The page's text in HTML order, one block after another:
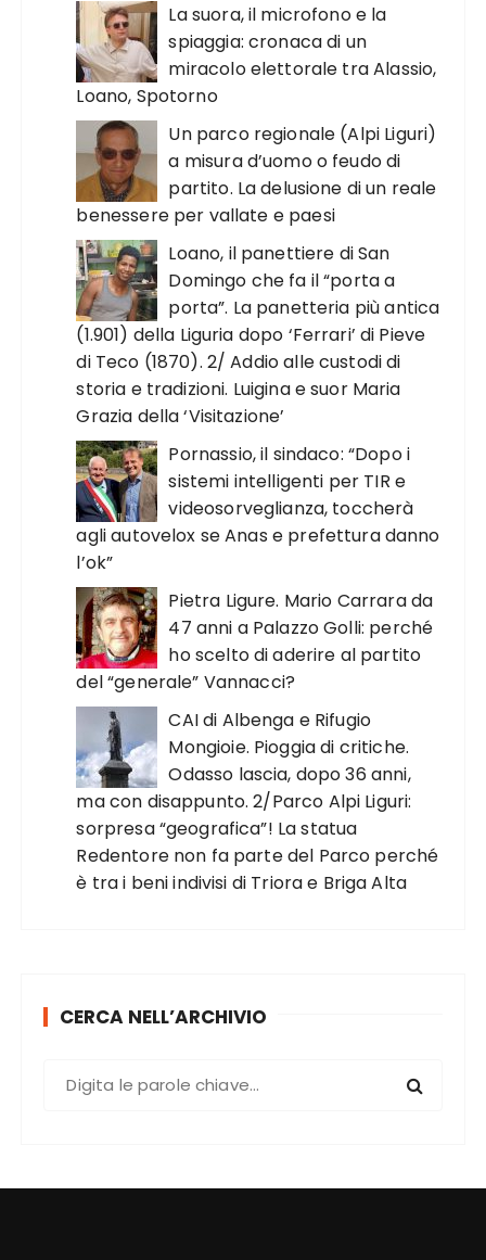
La suora, il microfono e la
spiaggia: cronaca di un
miracolo elettorale tra Alassio,
Loano, Spotorno
Un parco regionale (Alpi Liguri)
a misura d’uomo o feudo di
partito. La delusione di un reale
benessere per vallate e paesi
Loano, il panettiere di San
Domingo che fa il “porta a
porta”. La panetteria più antica
(1.901) della Liguria dopo ‘Ferrari’ di Pieve
di Teco (1870). 2/ Addio alle custodi di
storia e tradizioni. Luigina e suor Maria
Grazia della ‘Visitazione’
Pornassio, il sindaco: “Dopo i
sistemi intelligenti per TIR e
videosorveglianza, toccherà
agli autovelox se Anas e prefettura danno
l’ok”
Pietra Ligure. Mario Carrara da
47 anni a Palazzo Golli: perché
ho scelto di aderire al partito
del “generale” Vannacci?
CAI di Albenga e Rifugio
Mongioie. Pioggia di critiche.
Odasso lascia, dopo 36 anni,
ma con disappunto. 2/Parco Alpi Liguri:
sorpresa “geografica”! La statua
Redentore non fa parte del Parco perché
è tra i beni indivisi di Triora e Briga Alta
CERCA NELL’ARCHIVIO